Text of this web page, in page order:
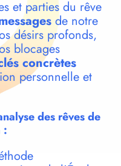
et parties du rêve
de notre
désirs profonds,
blocages
concrètes
personnelle et
des rêves de
: